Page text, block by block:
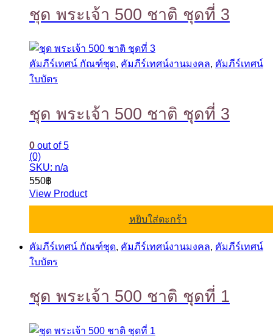
ชุด พระเจ้า 500 ชาติ ชุดที่ 3
คัมภีร์เทศน์ กัณฑ์ชุด, คัมภีร์เทศน์งานมงคล, คัมภีร์เทศน์
ใบบัตร
ชุด พระเจ้า 500 ชาติ ชุดที่ 3
0 out of 5
(0)
SKU: n/a
550฿
View Product
หยิบใส่ตะกร้า
คัมภีร์เทศน์ กัณฑ์ชุด, คัมภีร์เทศน์งานมงคล, คัมภีร์เทศน์
ใบบัตร
ชุด พระเจ้า 500 ชาติ ชุดที่ 1